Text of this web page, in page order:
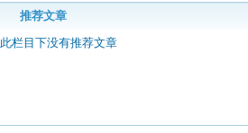
推荐文章
此栏目下没有推荐文章